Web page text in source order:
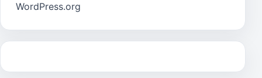
WordPress.org